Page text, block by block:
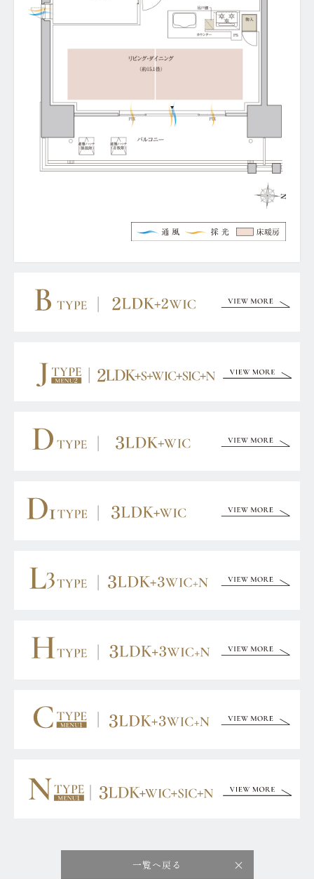
「クオリティ 」ページ、限定サイト「竣工写真ギャラリー
ページを公開しました。
棟内モデルルームオープン！
一覧へ戻る